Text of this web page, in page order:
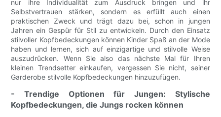
nur ihre Individualität zum Ausdruck bringen und ihr
Selbstvertrauen stärken, sondern es erfüllt auch einen
praktischen Zweck und trägt dazu bei, schon in jungen
Jahren ein Gespür für Stil zu entwickeln. Durch den Einsatz
stilvoller Kopfbedeckungen können Kinder Spaß an der Mode
haben und lernen, sich auf einzigartige und stilvolle Weise
auszudrücken. Wenn Sie also das nächste Mal für Ihren
kleinen Trendsetter einkaufen, vergessen Sie nicht, seiner
Garderobe stilvolle Kopfbedeckungen hinzuzufügen.
- Trendige Optionen für Jungen: Stylische
Kopfbedeckungen, die Jungs rocken können